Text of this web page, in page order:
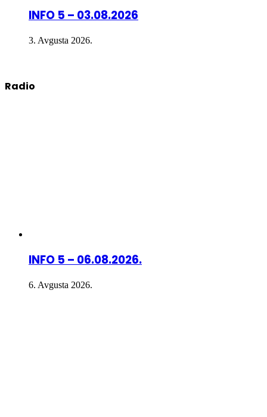
INFO 5 – 03.08.2026
3. Avgusta 2026.
Radio
INFO 5 – 06.08.2026.
6. Avgusta 2026.